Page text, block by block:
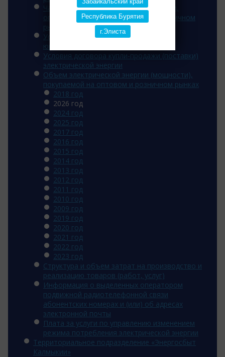
Республика Бурятия
г.Элиста
Часы для расчета величины мощности,
оплачиваемой потребителем на розничном
рынке
Условия договора энергоснабжения
юридических лиц
Условия договора купли-продажи (поставки)
электрической энергии
Объем электрической энергии (мощности),
покупаемой на оптовом и розничном рынках
2018 год
2026 год
2024 год
2025 год
2017 год
2016 год
2015 год
2014 год
2013 год
2012 год
2011 год
2010 год
2009 год
2019 год
2020 год
2021 год
2022 год
2023 год
Структура и объем затрат на производство и
реализацию товаров (работ, услуг)
Информация о выделенных оператором
подвижной радиотелефонной связи
абонентских номерах и (или) об адресах
электронной почты
Плата за услуги по управлению изменением
режима потребления электрической энергии
Территориальное подразделение «Энергосбыт
Калмыкии»